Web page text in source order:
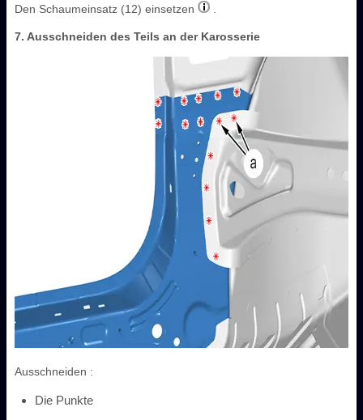
Den Schaumeinsatz (12) einsetzen
7. Ausschneiden des Teils an der Karosserie
Ausschneiden :
Die Punkte